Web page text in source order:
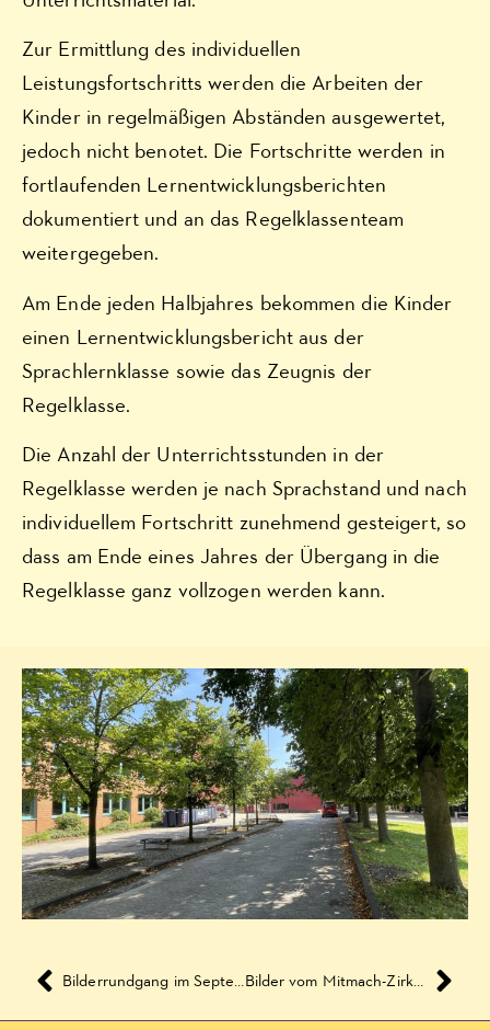
Zur Ermittlung des individuellen
Leistungsfortschritts werden die Arbeiten der
Kinder in regelmäßigen Abständen ausgewertet,
jedoch nicht benotet. Die Fortschritte werden in
fortlaufenden Lernentwicklungsberichten
dokumentiert und an das Regelklassenteam
weitergegeben.
Am Ende jeden Halbjahres bekommen die Kinder
einen Lernentwicklungsbericht aus der
Sprachlernklasse sowie das Zeugnis der
Regelklasse.
Die Anzahl der Unterrichtsstunden in der
Regelklasse werden je nach Sprachstand und nach
individuellem Fortschritt zunehmend gesteigert, so
dass am Ende eines Jahres der Übergang in die
Regelklasse ganz vollzogen werden kann.